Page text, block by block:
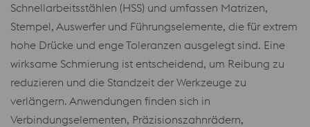
Schnellarbeitsstählen (HSS) und umfassen Matrizen,
Stempel, Auswerfer und Führungselemente, die für extrem
hohe Drücke und enge Toleranzen ausgelegt sind. Eine
wirksame Schmierung ist entscheidend, um Reibung zu
reduzieren und die Standzeit der Werkzeuge zu
verlängern. Anwendungen finden sich in
Verbindungselementen, Präzisionszahnrädern,